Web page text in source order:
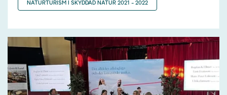
NATURTURISM I SKYDDAD NATUR 2021 - 2022